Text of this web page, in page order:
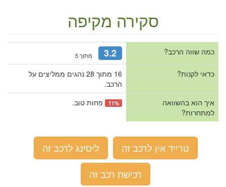
סקירה מקיפה
כמה שווה הרכב? 3.2 מתוך 5
כדאי לקנות?
16 מתוך 28 נהגים ממליצים על
הרכב.
איך הוא בהשוואה
למתחרות?
11% פחות טוב.
טרייד אין לרכב זה
ליסינג לרכב זה
רכישת רכב זה